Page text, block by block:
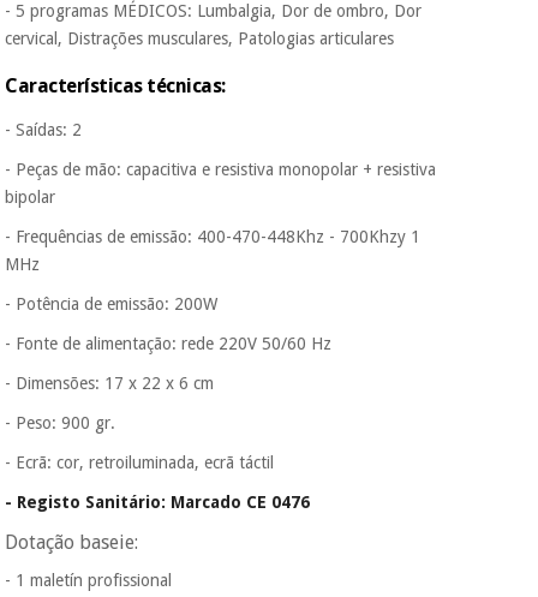
- 5 programas MÉDICOS: Lumbalgia, Dor de ombro, Dor
cervical, Distrações musculares, Patologias articulares
Características técnicas:
- Saídas: 2
- Peças de mão: capacitiva e resistiva monopolar + resistiva
bipolar
- Frequências de emissão: 400-470-448Khz - 700Khzy 1
MHz
- Potência de emissão: 200W
- Fonte de alimentação: rede 220V 50/60 Hz
- Dimensões: 17 x 22 x 6 cm
- Peso: 900 gr.
- Ecrã: cor, retroiluminada, ecrã táctil
- Registo Sanitário: Marcado CE 0476
Dotação baseie:
- 1 maletín profissional